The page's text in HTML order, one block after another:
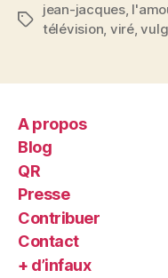
Étiquettes
jean-jacques,
télévision, viré,
A propos
Blog
QR
Presse
Contribuer
Contact
+ d’infaux